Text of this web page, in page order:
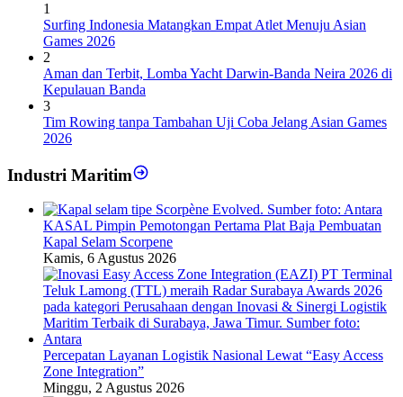
1
Surfing Indonesia Matangkan Empat Atlet Menuju Asian
Games 2026
2
Aman dan Terbit, Lomba Yacht Darwin-Banda Neira 2026 di
Kepulauan Banda
3
Tim Rowing tanpa Tambahan Uji Coba Jelang Asian Games
2026
Industri Maritim
KASAL Pimpin Pemotongan Pertama Plat Baja Pembuatan
Kapal Selam Scorpene
Kamis, 6 Agustus 2026
Percepatan Layanan Logistik Nasional Lewat “Easy Access
Zone Integration”
Minggu, 2 Agustus 2026